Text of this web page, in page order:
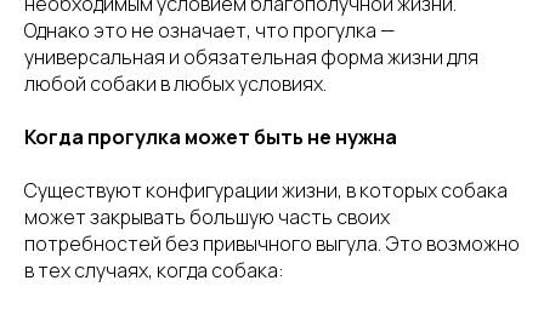
Однако это не означает, что прогулка —
универсальная и обязательная форма жизни для
любой собаки в любых условиях.
Когда прогулка может быть не нужна
Существуют конфигурации жизни, в которых собака
может закрывать большую часть своих
потребностей без привычного выгула. Это возможно
в тех случаях, когда собака: